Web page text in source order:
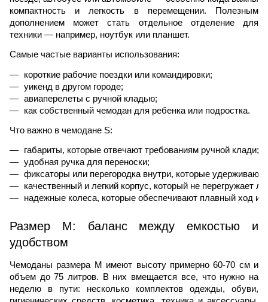
компактность и легкость в перемещении. Полезным
дополнением может стать отдельное отделение для
техники — например, ноутбук или планшет.
Самые частые варианты использования:
короткие рабочие поездки или командировки;
уикенд в другом городе;
авиаперелеты с ручной кладью;
как собственный чемодан для ребенка или подростка.
Что важно в чемодане S:
габариты, которые отвечают требованиям ручной клади;
удобная ручка для переноски;
фиксаторы или перегородка внутри, которые удерживают
качественный и легкий корпус, который не перегружает
надежные колеса, которые обеспечивают плавный ход и
Размер M: баланс между емкостью и
удобством
Чемоданы размера M имеют высоту примерно 60-70 см и
объем до 75 литров. В них вмещается все, что нужно на
неделю в пути: несколько комплектов одежды, обуви,